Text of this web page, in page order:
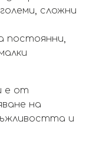
сложни
постоянни,
е от
на
и